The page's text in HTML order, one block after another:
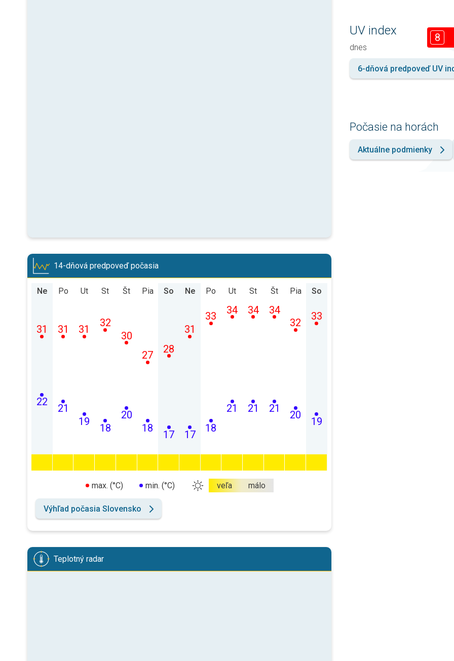
14-dňová predpoveď počasia
Ne
22
31
Po
21
31
Ut
19
31
St
18
32
Št
20
30
Pia
18
27
So
17
28
Ne
17
31
Po
18
33
Ut
21
34
St
21
34
Št
21
34
Pia
20
32
So
19
33
max. (°C) min. (°C) veľa málo
Výhľad počasia Slovensko
Teplotný radar
UV index
dnes
8
6-dňová predpoveď UV
Počasie na horách
Aktuálne podmienky